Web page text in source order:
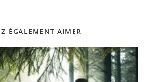
ÉGALEMENT AIMER